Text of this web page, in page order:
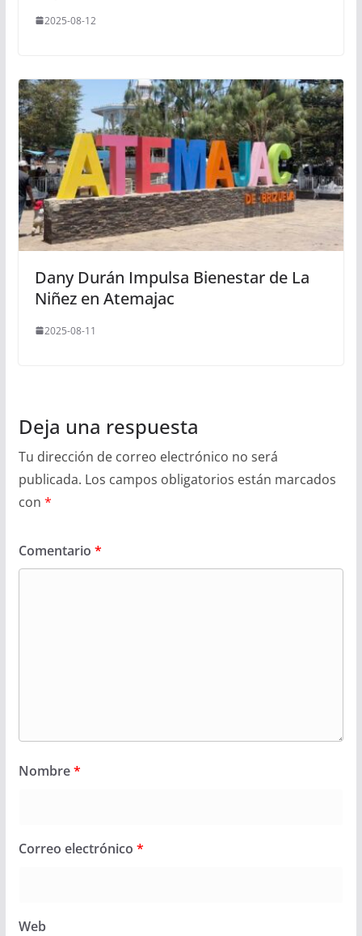
2025-08-12
Dany Durán Impulsa Bienestar de La
Niñez en Atemajac
2025-08-11
Deja una respuesta
Tu dirección de correo electrónico no será
publicada. Los campos obligatorios están marcados
con *
Comentario *
Nombre*
Correo electrónico *
Web